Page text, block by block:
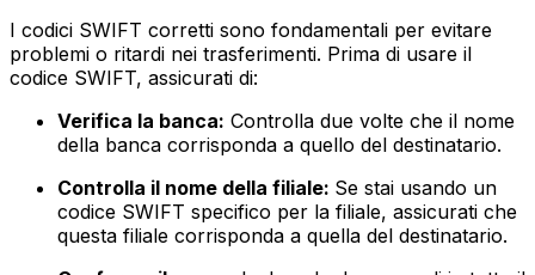
I codici SWIFT corretti sono fondamentali per evitare
problemi o ritardi nei trasferimenti. Prima di usare il
codice SWIFT, assicurati di:
Verifica la banca: Controlla due volte che il nome
della banca corrisponda a quello del destinatario.
Controlla il nome della filiale: Se stai usando un
codice SWIFT specifico per la filiale, assicurati che
questa filiale corrisponda a quella del destinatario.